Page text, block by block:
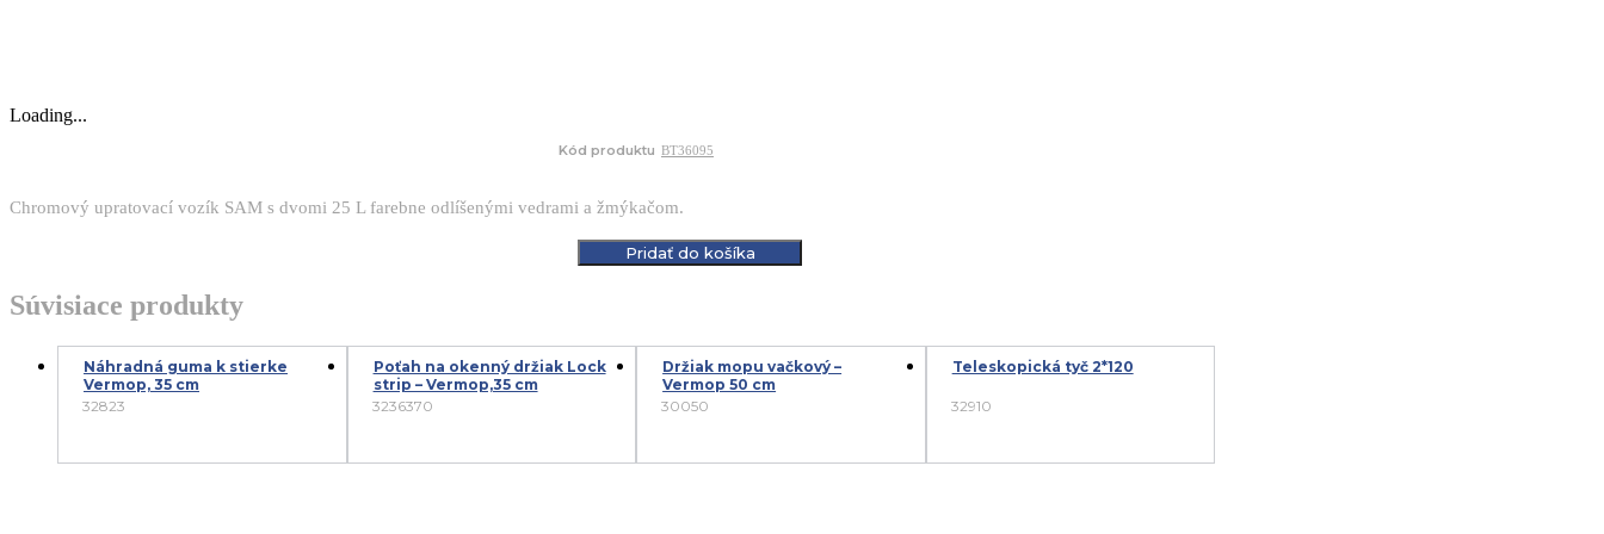
Loading...
Kód produktu BT36095
Chromový upratovací vozík SAM s dvomi 25 L farebne odlíšenými vedrami a žmýkačom.
Pridať do košíka
Súvisiace produkty
Náhradná guma k stierke
Vermop, 35 cm
32823
Poťah na okenný držiak Lock
strip – Vermop,35 cm
3236370
Držiak mopu vačkový –
Vermop 50 cm
30050
Teleskopická tyč 2*120
32910